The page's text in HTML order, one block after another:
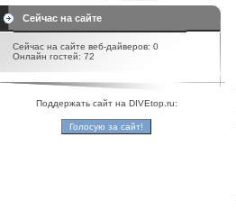
Сейчас на сайте
Сейчас на сайте веб-дайверов: 0
Онлайн гостей: 72
Поддержать сайт на DIVEtop.ru: